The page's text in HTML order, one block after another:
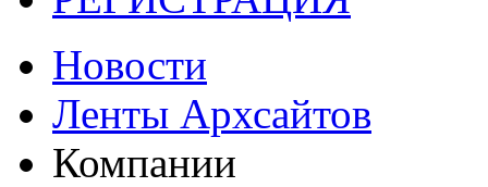
Новости
Ленты Архсайтов
Компании